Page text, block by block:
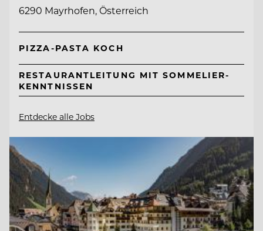
6290 Mayrhofen, Österreich
PIZZA-PASTA KOCH
RESTAURANTLEITUNG MIT SOMMELIER-
KENNTNISSEN
Entdecke alle Jobs